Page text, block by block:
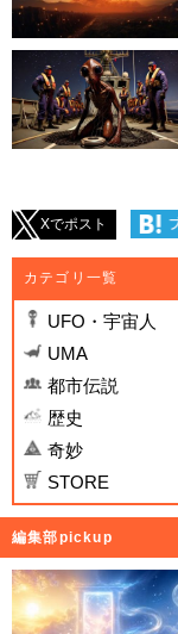
Xでポスト
カテゴリ一覧
UFO・宇宙人
UMA
都市伝説
歴史
奇妙
STORE
編集部pickup